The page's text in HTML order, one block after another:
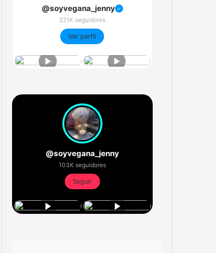
@soyvegana_jenny ✓
321K seguidores
Ver perfil
@soyvegana_jenny
103K seguidores
Seguir